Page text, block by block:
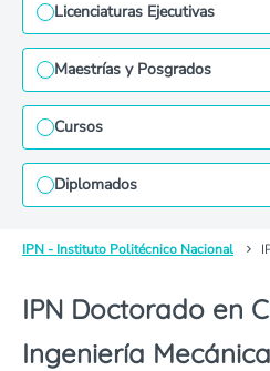
Licenciaturas Ejecutivas
Maestrías y Posgrados
Cursos
Diplomados
IPN - Instituto Politécnico Nacional
IPN Doctorado en
Ingeniería Mecánica